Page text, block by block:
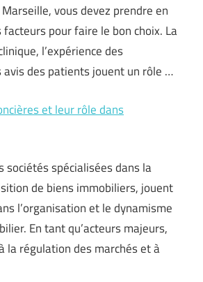
vous devez prendre en
pour faire le bon choix. La
l’expérience des
avis des patients jouent un rôle …
et leur rôle dans
sociétés spécialisées dans la
de biens immobiliers, jouent
l’organisation et le dynamisme
En tant qu’acteurs majeurs,
la régulation des marchés et à